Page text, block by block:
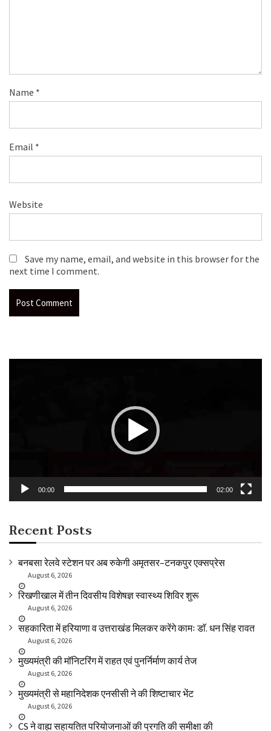
Name *
Email *
Website
Save my name, email, and website in this browser for the
next time I comment.
00:00 02:00
Recent Posts
बनबसा रेलवे स्टेशन पर अब रुकेगी अमृतसर–टनकपुर एक्सप्रेस
August 6, 2026
रिखणीखाल में तीन दिवसीय विशेषज्ञ स्वास्थ्य शिविर शुरू
August 6, 2026
सहकारिता में हरियाणा व उत्तराखंड मिलकर करेंगे कामः डाॅ. धन सिंह रावत
August 6, 2026
मुख्यमंत्री की मॉनिटरिंग में राहत एवं पुनर्निर्माण कार्य तेज
August 6, 2026
मुख्यमंत्री से महानिदेशक एनसीसी ने की शिष्टाचार भेंट
August 6, 2026
CS ने वाह्य सहायतित परियोजनाओं की प्रगति की समीक्षा की